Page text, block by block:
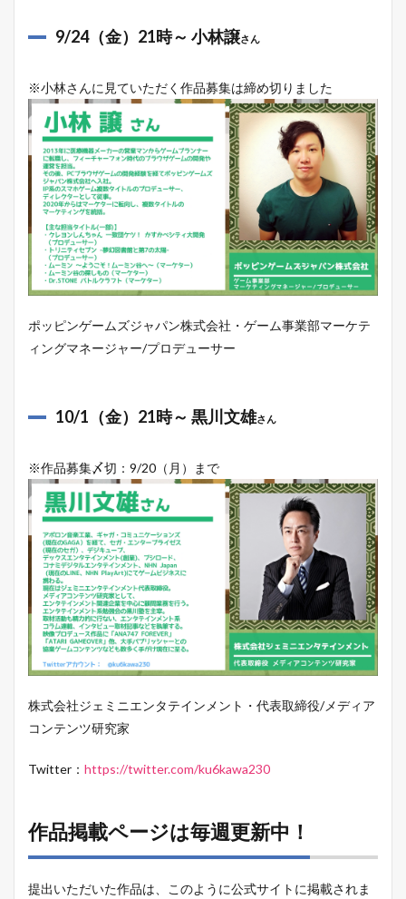
9/24（金）21時～ 小林譲さん
※小林さんに見ていただく作品募集は締め切りました
ポッピンゲームズジャパン株式会社・ゲーム事業部マーケテ
ィングマネージャー/プロデューサー
10/1（金）21時～ 黒川文雄さん
※作品募集〆切：9/20（月）まで
株式会社ジェミニエンタテインメント・代表取締役/メディア
コンテンツ研究家
Twitter： https://twitter.com/ku6kawa230
作品掲載ページは毎週更新中！
提出いただいた作品は、このように公式サイトに掲載されま